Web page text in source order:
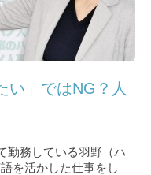
い」ではNG？人
勤務している羽野（ハ
を活かした仕事をし